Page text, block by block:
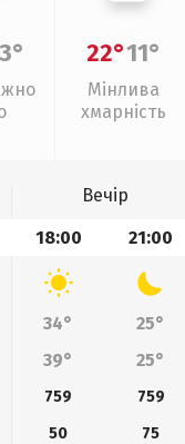
22°11°
Мінлива
хмарність
Вечір
18:00 21:00
34°
25°
39° 25°
759
759
50
75